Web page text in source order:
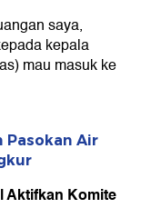
saya,
kepala
mau masuk ke
Pasokan Air
Aktifkan Komite